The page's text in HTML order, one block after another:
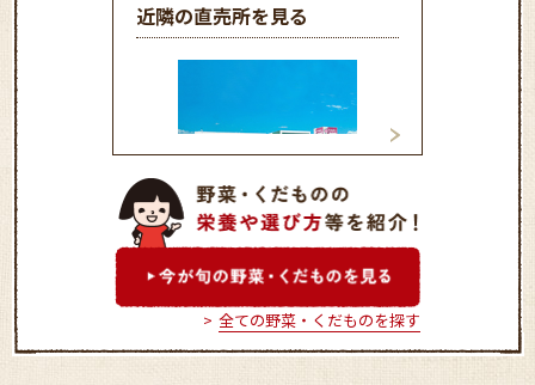
近隣の直売所を見る
信州中野いきいき館
農産物直売所ア
ま
全ての野菜・くだものを探す